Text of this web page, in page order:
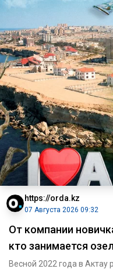
https://orda.kz
07 Августа 2026 09:32
От компании
кто занимается
Весной 2022 года в